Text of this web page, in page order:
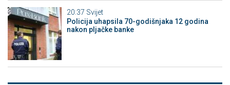
20:37 Svijet
Policija uhapsila 70-godišnjaka 12 godina
nakon pljačke banke